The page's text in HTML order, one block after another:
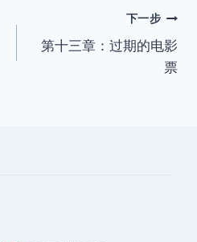
下一步
第十三章：过期的电影
票